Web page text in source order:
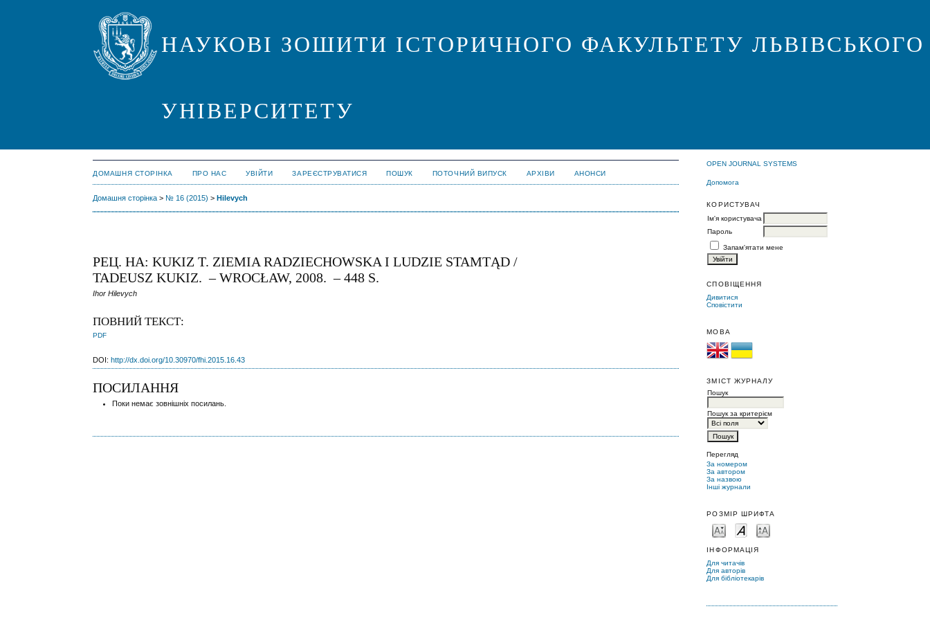
НАУКОВІ ЗОШИТИ ІСТОРИЧНОГО ФАКУЛЬТЕТУ ЛЬВІВСЬКОГО
УНІВЕРСИТЕТУ
OPEN JOURNAL SYSTEMS
Допомога
КОРИСТУВАЧ
Ім'я користувача
Пароль
Запам'ятати мене
СПОВІЩЕННЯ
Дивитися
Сповістити
МОВА
ЗМІСТ ЖУРНАЛУ
Пошук
Пошук за критерієм
Перегляд
За номером
За автором
За назвою
Інші журнали
РОЗМІР ШРИФТА
ІНФОРМАЦІЯ
Для читачів
Для авторів
Для бібліотекарів
ДОМАШНЯ СТОРІНКА ПРО НАС УВІЙТИ ЗАРЕЄСТРУВАТИСЯ ПОШУК ПОТОЧНИЙ ВИПУСК АРХІВИ АНОНСИ
Домашня сторінка > № 16 (2015) >Hilevych
РЕЦ. НА: KUKIZ T. ZIEMIA RADZIECHOWSKA I LUDZIE STAMTĄD /
TADEUSZ KUKIZ. – WROCŁAW, 2008. – 448 S.
Ihor Hilevych
ПОВНИЙ ТЕКСТ:
PDF
DOI:http://dx.doi.org/10.30970/fhi.2015.16.43
ПОСИЛАННЯ
Поки немає зовнішніх посилань.